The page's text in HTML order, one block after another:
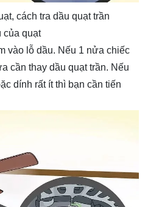
cách tra dầu quạt trần
của quạt
vào lỗ dầu. Nếu 1 nửa chiếc
cần thay dầu quạt trần. Nếu
dính rất ít thì bạn cần tiến